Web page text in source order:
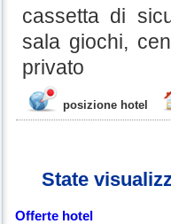
cassetta di
sala giochi,
privato
posizione hotel
State
Offerte hotel